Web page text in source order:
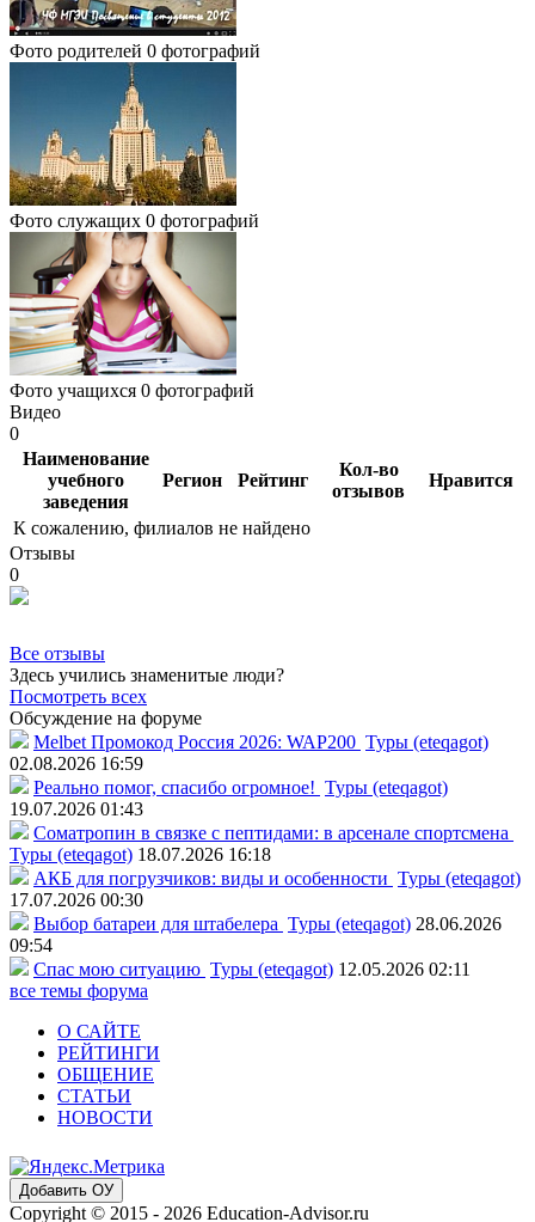
Фото родителей 0 фотографий
Фото служащих 0 фотографий
Фото учащихся 0 фотографий
Видео
0
Наименование
учебного
заведения
Регион Рейтинг
Кол-во
отзывов
Нравится
К сожалению, филиалов не найдено
Отзывы
0
Все отзывы
Здесь учились знаменитые люди?
Посмотреть всех
Обсуждение на форуме
Melbet Промокод Россия 2026: WAP200 Туры (eteqagot)
02.08.2026 16:59
Реально помог, спасибо огромное! Туры (eteqagot)
19.07.2026 01:43
Соматропин в связке с пептидами: в арсенале спортсмена
Туры (eteqagot) 18.07.2026 16:18
АКБ для погрузчиков: виды и особенности Туры (eteqagot)
17.07.2026 00:30
Выбор батареи для штабелера Туры (eteqagot) 28.06.2026
09:54
Спас мою ситуацию Туры (eteqagot) 12.05.2026 02:11
все темы форума
О САЙТЕ
РЕЙТИНГИ
ОБЩЕНИЕ
СТАТЬИ
НОВОСТИ
Добавить ОУ
Copyright © 2015 - 2026 Education-Advisor.ru